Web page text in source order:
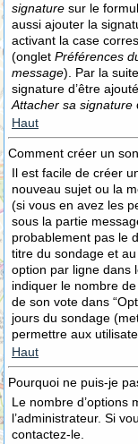
signature sur le
aussi ajouter la
activant la case
(onglet Préférences
message). Par la
signature d’être
Attacher sa signature
Haut
Comment créer un
Il est facile de créer
nouveau sujet ou la
(si vous en avez les
sous la partie
probablement pas le
titre du sondage et
option par ligne dans
indiquer le nombre
de son vote dans
jours du sondage
permettre aux
Haut
Pourquoi ne puis-je
Le nombre d’options
l’administrateur. Si
contactez-le.